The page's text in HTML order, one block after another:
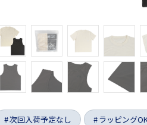
次回入荷予定なし ラッピング